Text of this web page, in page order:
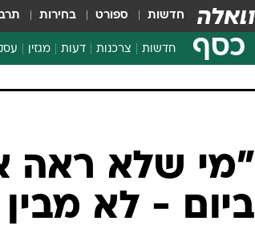
חדשות ספורט בחירות
כסף חדשות צרכנות
צרכנות פיננסית
דעות מגזין
"מי שלא ראה
ביום - לא